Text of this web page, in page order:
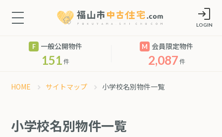
LOGIN
一般公開物件
151件
会員限定物件
2,087件
HOME サイトマップ 小学校名別物件一覧
小学校名別物件一覧